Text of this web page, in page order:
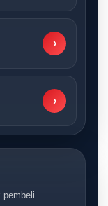
›
›